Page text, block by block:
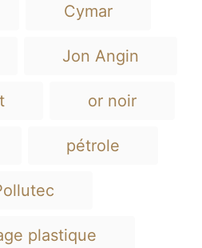
Cymar
Jon Angin
or noir
pétrole
plastique